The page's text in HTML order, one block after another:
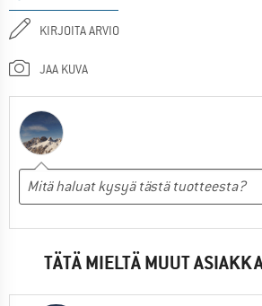
KIRJOITA ARVIO
JAA KUVA
TÄTÄ MIELTÄ MUUT